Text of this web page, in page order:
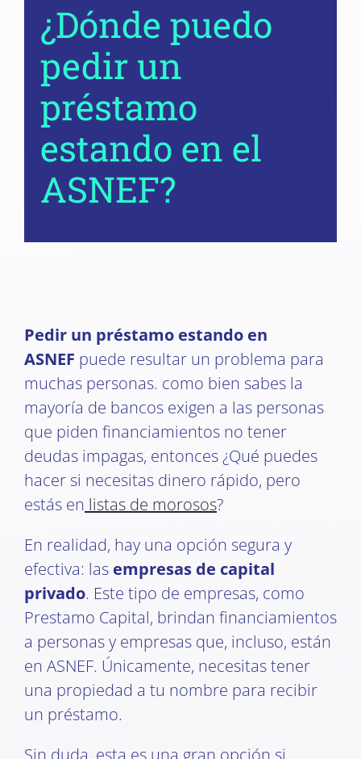
¿Dónde puedo
pedir un
préstamo
estando en el
ASNEF?
Pedir un préstamo estando en
ASNEF puede resultar un problema para
muchas personas. como bien sabes la
mayoría de bancos exigen a las personas
que piden financiamientos no tener
deudas impagas, entonces ¿Qué puedes
hacer si necesitas dinero rápido, pero
estás en listas de morosos?
En realidad, hay una opción segura y
efectiva: las empresas de capital
privado. Este tipo de empresas, como
Prestamo Capital, brindan financiamientos
a personas y empresas que, incluso, están
en ASNEF. Únicamente, necesitas tener
una propiedad a tu nombre para recibir
un préstamo.